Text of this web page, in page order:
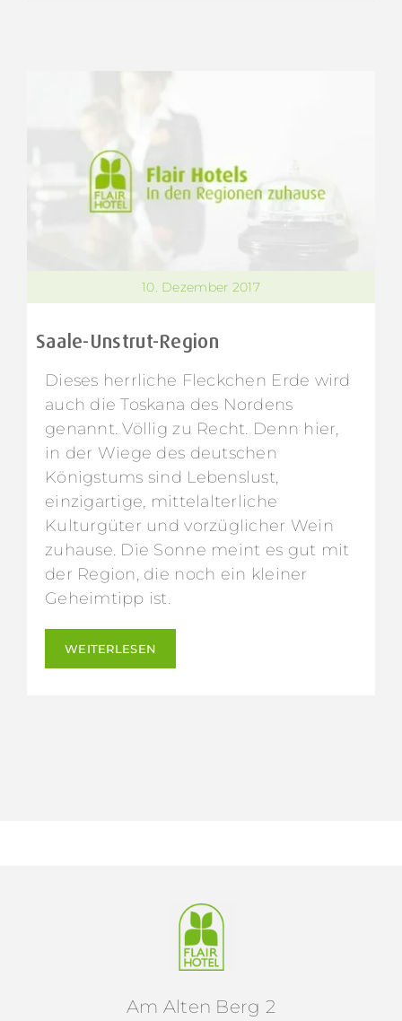
10. Dezember 2017
Saale-Unstrut-Region
Dieses herrliche Fleckchen Erde wird
auch die Toskana des Nordens
genannt. Völlig zu Recht. Denn hier,
in der Wiege des deutschen
Königstums sind Lebenslust,
einzigartige, mittelalterliche
Kulturgüter und vorzüglicher Wein
zuhause. Die Sonne meint es gut mit
der Region, die noch ein kleiner
Geheimtipp ist.
WEITERLESEN
Am Alten Berg 2